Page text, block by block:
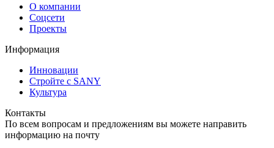
О компании
Соцсети
Проекты
Информация
Инновации
Стройте с SANY
Культура
Контакты
По всем вопросам и предложениям вы можете направить
информацию на почту